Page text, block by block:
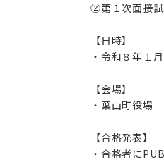
②第１次面接
【日時】
・令和８年１
【会場】
・葉山町役場
【合格発表】
・合格者に